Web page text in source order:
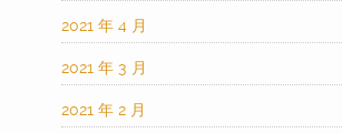
2021 年 4 月
2021 年 3 月
2021 年 2 月